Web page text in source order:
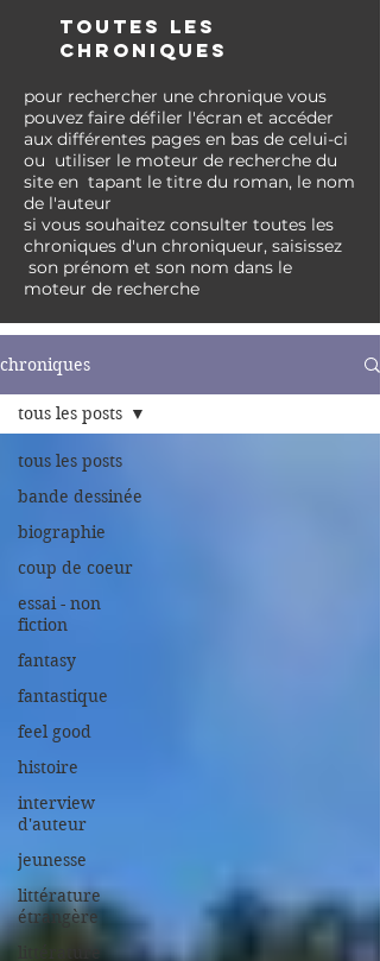
TOUTES LES
CHRONIQUES
pour rechercher une chronique vous
pouvez faire défiler l'écran et accéder
aux différentes pages en bas de celui-ci
ou utiliser le moteur de recherche du
site en tapant le titre du roman, le nom
de l'auteur
si vous souhaitez consulter toutes les
chroniques d'un chroniqueur, saisissez
son prénom et son nom dans le
moteur de recherche
chroniques
tous les posts
bande dessinée
biographie
coup de coeur
essai - non
fiction
fantasy
fantastique
feel good
histoire
interview
d'auteur
jeunesse
littérature
étrangère
tous les posts